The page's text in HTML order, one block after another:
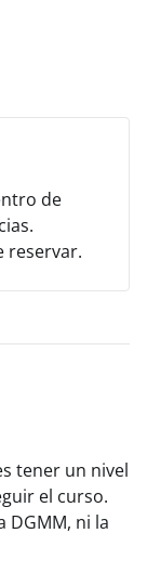
de
reservar.
tener un nivel
el curso.
DGMM, ni la